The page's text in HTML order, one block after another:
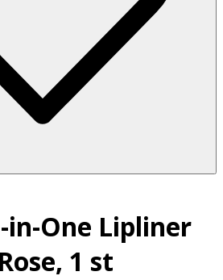
in-One Lipliner
1 st